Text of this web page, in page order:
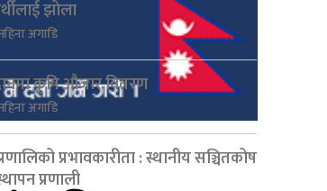
झोला
अगाडि
कृषि औजार वितरण
अगाडि
प्रभावकारीता : स्थानीय सञ्चितकोष
प्रणाली